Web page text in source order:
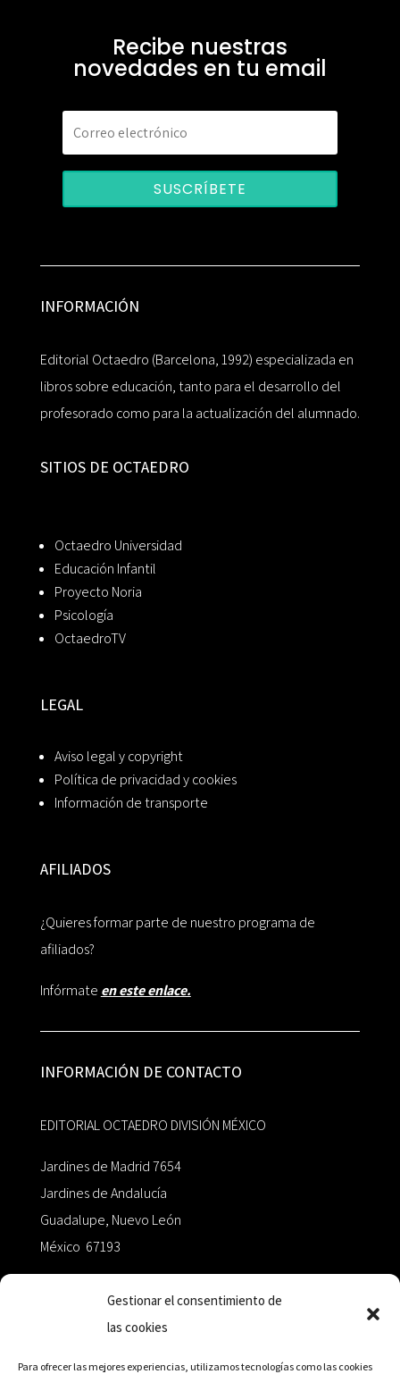
Gestionar el consentimiento de
las cookies
Para ofrecer las mejores experiencias, utilizamos tecnologías como las cookies
Recibe nuestras
novedades en tu email
SUSCRÍBETE
INFORMACIÓN
Editorial Octaedro (Barcelona, 1992) especializada en
libros sobre educación, tanto para el desarrollo del
profesorado como para la actualización del alumnado.
SITIOS DE OCTAEDRO
Octaedro Universidad
Educación Infantil
Proyecto Noria
Psicología
OctaedroTV
LEGAL
Aviso legal y copyright
Política de privacidad y cookies
Información de transporte
AFILIADOS
¿Quieres formar parte de nuestro programa de
afiliados?
Infórmate en este enlace.
INFORMACIÓN DE CONTACTO
EDITORIAL OCTAEDRO DIVISIÓN MÉXICO
Jardines de Madrid 7654
Jardines de Andalucía
Guadalupe, Nuevo León
México 67193
+52 811.499.5638